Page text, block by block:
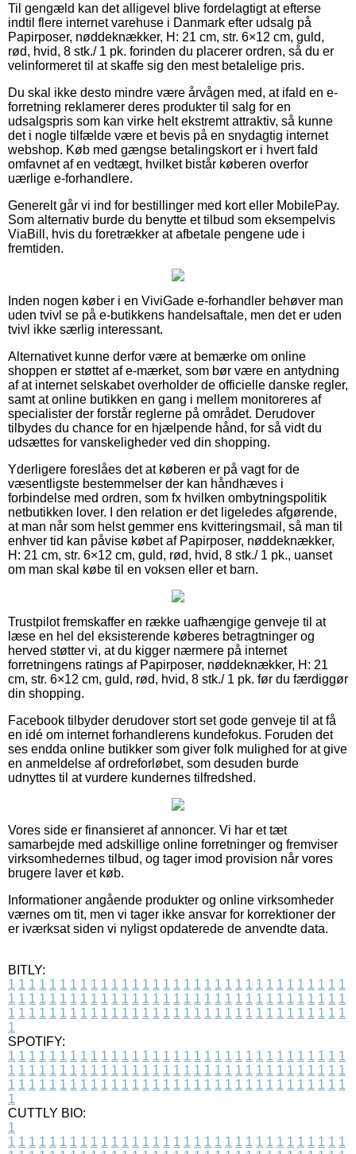
Til gengæld kan det alligevel blive fordelagtigt at efterse
indtil flere internet varehuse i Danmark efter udsalg på
Papirposer, nøddeknækker, H: 21 cm, str. 6×12 cm, guld,
rød, hvid, 8 stk./ 1 pk. forinden du placerer ordren, så du er
velinformeret til at skaffe sig den mest betalelige pris.
Du skal ikke desto mindre være årvågen med, at ifald en e-
forretning reklamerer deres produkter til salg for en
udsalgspris som kan virke helt ekstremt attraktiv, så kunne
det i nogle tilfælde være et bevis på en snydagtig internet
webshop. Køb med gængse betalingskort er i hvert fald
omfavnet af en vedtægt, hvilket bistår køberen overfor
uærlige e-forhandlere.
Generelt går vi ind for bestillinger med kort eller MobilePay.
Som alternativ burde du benytte et tilbud som eksempelvis
ViaBill, hvis du foretrækker at afbetale pengene ude i
fremtiden.
Inden nogen køber i en ViviGade e-forhandler behøver man
uden tvivl se på e-butikkens handelsaftale, men det er uden
tvivl ikke særlig interessant.
Alternativet kunne derfor være at bemærke om online
shoppen er støttet af e-mærket, som bør være en antydning
af at internet selskabet overholder de officielle danske regler,
samt at online butikken en gang i mellem monitoreres af
specialister der forstår reglerne på området. Derudover
tilbydes du chance for en hjælpende hånd, for så vidt du
udsættes for vanskeligheder ved din shopping.
Yderligere foreslåes det at køberen er på vagt for de
væsentligste bestemmelser der kan håndhæves i
forbindelse med ordren, som fx hvilken ombytningspolitik
netbutikken lover. I den relation er det ligeledes afgørende,
at man når som helst gemmer ens kvitteringsmail, så man til
enhver tid kan påvise købet af Papirposer, nøddeknækker,
H: 21 cm, str. 6×12 cm, guld, rød, hvid, 8 stk./ 1 pk., uanset
om man skal købe til en voksen eller et barn.
Trustpilot fremskaffer en række uafhængige genveje til at
læse en hel del eksisterende køberes betragtninger og
herved støtter vi, at du kigger nærmere på internet
forretningens ratings af Papirposer, nøddeknækker, H: 21
cm, str. 6×12 cm, guld, rød, hvid, 8 stk./ 1 pk. før du færdiggør
din shopping.
Facebook tilbyder derudover stort set gode genveje til at få
en idé om internet forhandlerens kundefokus. Foruden det
ses endda online butikker som giver folk mulighed for at give
en anmeldelse af ordreforløbet, som desuden burde
udnyttes til at vurdere kundernes tilfredshed.
Vores side er finansieret af annoncer. Vi har et tæt
samarbejde med adskillige online forretninger og fremviser
virksomhedernes tilbud, og tager imod provision når vores
brugere laver et køb.
Informationer angående produkter og online virksomheder
værnes om tit, men vi tager ikke ansvar for korrektioner der
er iværksat siden vi nyligst opdaterede de anvendte data.
BITLY:
1 1 1 1 1 1 1 1 1 1 1 1 1 1 1 1 1 1 1 1 1 1 1 1 1 1 1 1 1 1 1 1 1
1 1 1 1 1 1 1 1 1 1 1 1 1 1 1 1 1 1 1 1 1 1 1 1 1 1 1 1 1 1 1 1 1
1 1 1 1 1 1 1 1 1 1 1 1 1 1 1 1 1 1 1 1 1 1 1 1 1 1 1 1 1 1 1 1 1
1
SPOTIFY:
1 1 1 1 1 1 1 1 1 1 1 1 1 1 1 1 1 1 1 1 1 1 1 1 1 1 1 1 1 1 1 1 1
1 1 1 1 1 1 1 1 1 1 1 1 1 1 1 1 1 1 1 1 1 1 1 1 1 1 1 1 1 1 1 1 1
1 1 1 1 1 1 1 1 1 1 1 1 1 1 1 1 1 1 1 1 1 1 1 1 1 1 1 1 1 1 1 1 1
1
CUTTLY BIO:
1
1 1 1 1 1 1 1 1 1 1 1 1 1 1 1 1 1 1 1 1 1 1 1 1 1 1 1 1 1 1 1 1 1